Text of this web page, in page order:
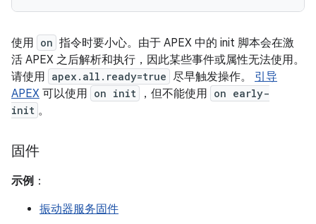
使用 on 指令时要小心。由于 APEX 中的 init 脚本会在激
活 APEX 之后解析和执行，因此某些事件或属性无法使用。
请使用 apex.all.ready=true 尽早触发操作。 引导
APEX 可以使用 on init ，但不能使用 on early-
init 。
固件
示例 ：
振动器服务固件